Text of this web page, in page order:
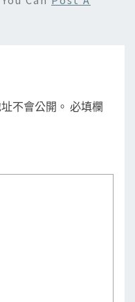
不會公開。 必填欄